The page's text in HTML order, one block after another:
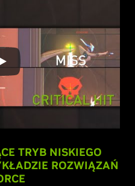
TRYB NISKIEGO
ROZWIĄZAŃ